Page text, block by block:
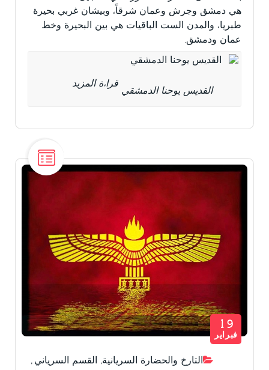
هي دمشق وجرش وعمان شرقاً، وبيشان غربي بحيرة
طبريا، والمدن الست الباقيات هي بين البحيرة وخط
عمان ودمشق.
القديس يوحنا الدمشقي
قراءة المزيد
التارخ والحضارة السريانية, القسم السرياني ,
19
فبراير